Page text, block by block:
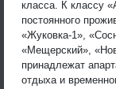
класса. К классу
постоянного
«Жуковка-1»,
«Мещерский»,
принадлежат
отдыха и